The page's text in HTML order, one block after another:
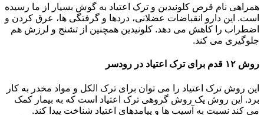
همراهی نام قرص کلونیدین و ترک اعتیاد به گوش بسیار از ما رسیده
است. این دارو انقباضات عضلانی، دردها و گرفتگی ها، عرق کردن و
اضطراب را کاهش می دهد. کلونیدین همچنین از تشنج و لرزش هم
جلوگیری می کند.
روش ۱۲ قدم برای ترک اعتیاد در رودسر
این روش ترک اعتیاد را می توان برای ترک الکل و مواد مخدر به کار
برد. این روش یک روش گروهی ترک اعتیاد است که به بیمار کمک
می کند نسبت به آسیب ها و پیامدهای اعتیاد شناخت پیدا کند.